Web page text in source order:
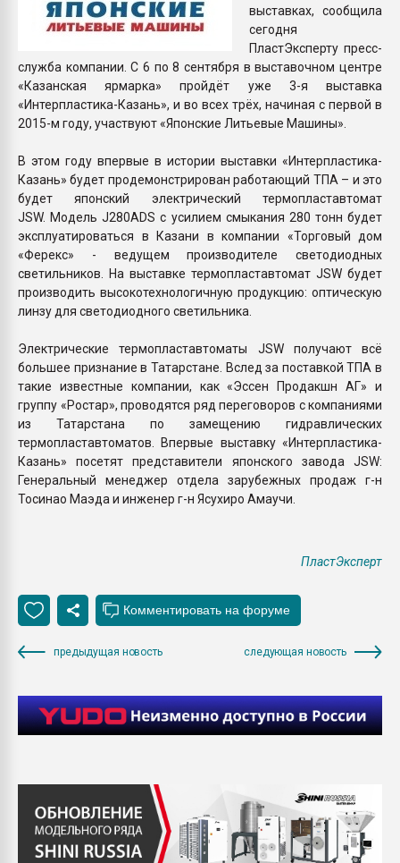
выставках, сообщила
сегодня
ПластЭксперту пресс-
служба компании. С 6 по 8 сентября в выставочном центре
«Казанская ярмарка» пройдёт уже 3-я выставка
«Интерпластика-Казань», и во всех трёх, начиная с первой в
2015-м году, участвуют «Японские Литьевые Машины».
В этом году впервые в истории выставки «Интерпластика-
Казань» будет продемонстрирован работающий ТПА – и это
будет японский электрический термопластавтомат
JSW. Модель J280ADS с усилием смыкания 280 тонн будет
эксплуатироваться в Казани в компании «Торговый дом
«Ферекс» - ведущем производителе светодиодных
светильников. На выставке термопластавтомат JSW будет
производить высокотехнологичную продукцию: оптическую
линзу для светодиодного светильника.
Электрические термопластавтоматы JSW получают всё
большее признание в Татарстане. Вслед за поставкой ТПА в
такие известные компании, как «Эссен Продакшн АГ» и
группу «Ростар», проводятся ряд переговоров с компаниями
из Татарстана по замещению гидравлических
термопластавтоматов. Впервые выставку «Интерпластика-
Казань» посетят представители японского завода JSW:
Генеральный менеджер отдела зарубежных продаж г-н
Тосинао Маэда и инженер г-н Ясухиро Амаучи.
ПластЭксперт
предыдущая новость следующая новость